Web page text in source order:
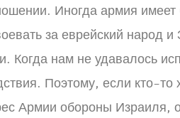
Иногда армия
за еврейский народ
Когда нам не удавалось
Поэтому, если кто-то
Армии обороны Израиля,